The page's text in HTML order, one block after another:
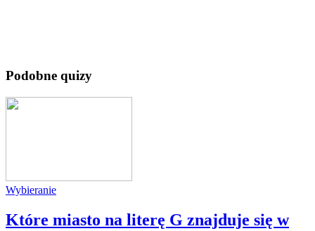
Podobne quizy
Wybieranie
Które miasto na literę G znajduje się w